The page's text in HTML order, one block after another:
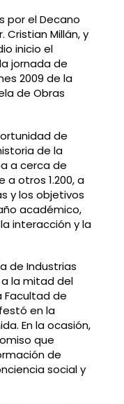
por el Decano
Cristian Millán, y
inicio el
jornada de
2009 de la
de Obras
de
de la
a cerca de
a otros 1.200, a
y los objetivos
académico,
interacción y la
de Industrias
la mitad del
Facultad de
en la
En la ocasión,
que
de
social y